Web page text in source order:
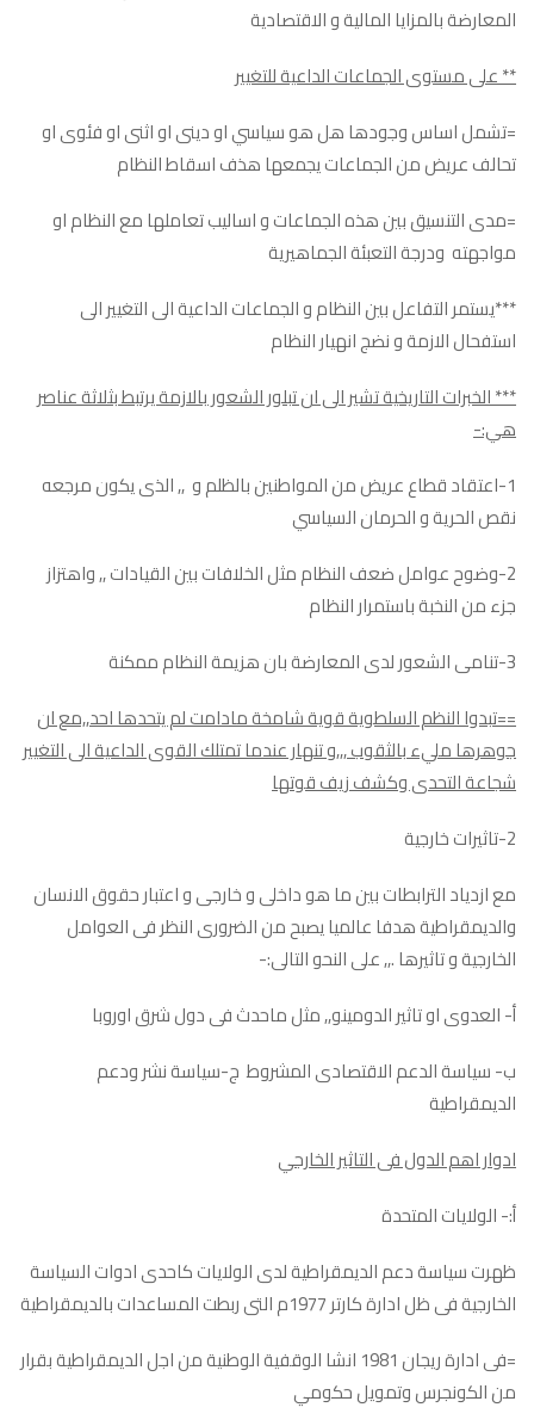
المعارضة بالمزايا المالية و الاقتصادية
** على مستوى الجماعات الداعية للتغيير
=تشمل اساس وجودها هل هو سياسي او دينى او اثنى او فئوى او
تحالف عريض من الجماعات يجمعها هذف اسقاط النظام
=مدى التنسيق بين هذه الجماعات و اساليب تعاملها مع النظام او
مواجهته ودرجة التعبئة الجماهيرية
***يستمر التفاعل بين النظام و الجماعات الداعية الى التغيير الى
استفحال الازمة و نضج انهيار النظام
*** الخبرات التاريخية تشير الى ان تبلور الشعور بالازمة يرتبط بثلاثة عناصر
هي:-
1-اعتقاد قطاع عريض من المواطنين بالظلم و ,, الذى يكون مرجعه
نقص الحرية و الحرمان السياسي
2-وضوح عوامل ضعف النظام مثل الخلافات بين القيادات ,, واهتزاز
جزء من النخبة باستمرار النظام
3-تنامى الشعور لدى المعارضة بان هزيمة النظام ممكنة
==تبدوا النظم السلطوية قوية شامخة مادامت لم يتحدها احد,,مع ان
جوهرها مليء بالثقوب ,,,و تنهار عندما تمتلك القوى الداعية الى التغيير
شجاعة التحدى وكشف زيف قوتها
2-تاثيرات خارجية
مع ازدياد الترابطات بين ما هو داخلى و خارجى و اعتبار حقوق الانسان
والديمقراطية هدفا عالميا يصبح من الضرورى النظر فى العوامل
الخارجية و تاثيرها .,, على النحو التالى:-
أ- العدوى او تاثير الدومينو,, مثل ماحدث فى دول شرق اوروبا
ب- سياسة الدعم الاقتصادى المشروط ج-سياسة نشر ودعم
الديمقراطية
ادوار اهم الدول فى التاثير الخارجي
أ:- الولايات المتحدة
ظهرت سياسة دعم الديمقراطية لدى الولايات كاحدى ادوات السياسة
الخارجية فى ظل ادارة كارتر 1977م التى ربطت المساعدات بالديمقراطية
=فى ادارة ريجان 1981 انشا الوقفية الوطنية من اجل الديمقراطية بقرار
من الكونجرس وتمويل حكومي